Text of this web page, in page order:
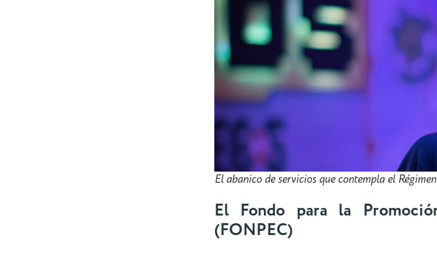
El abanico de servicios que contempla el
El Fondo para la
(FONPEC)